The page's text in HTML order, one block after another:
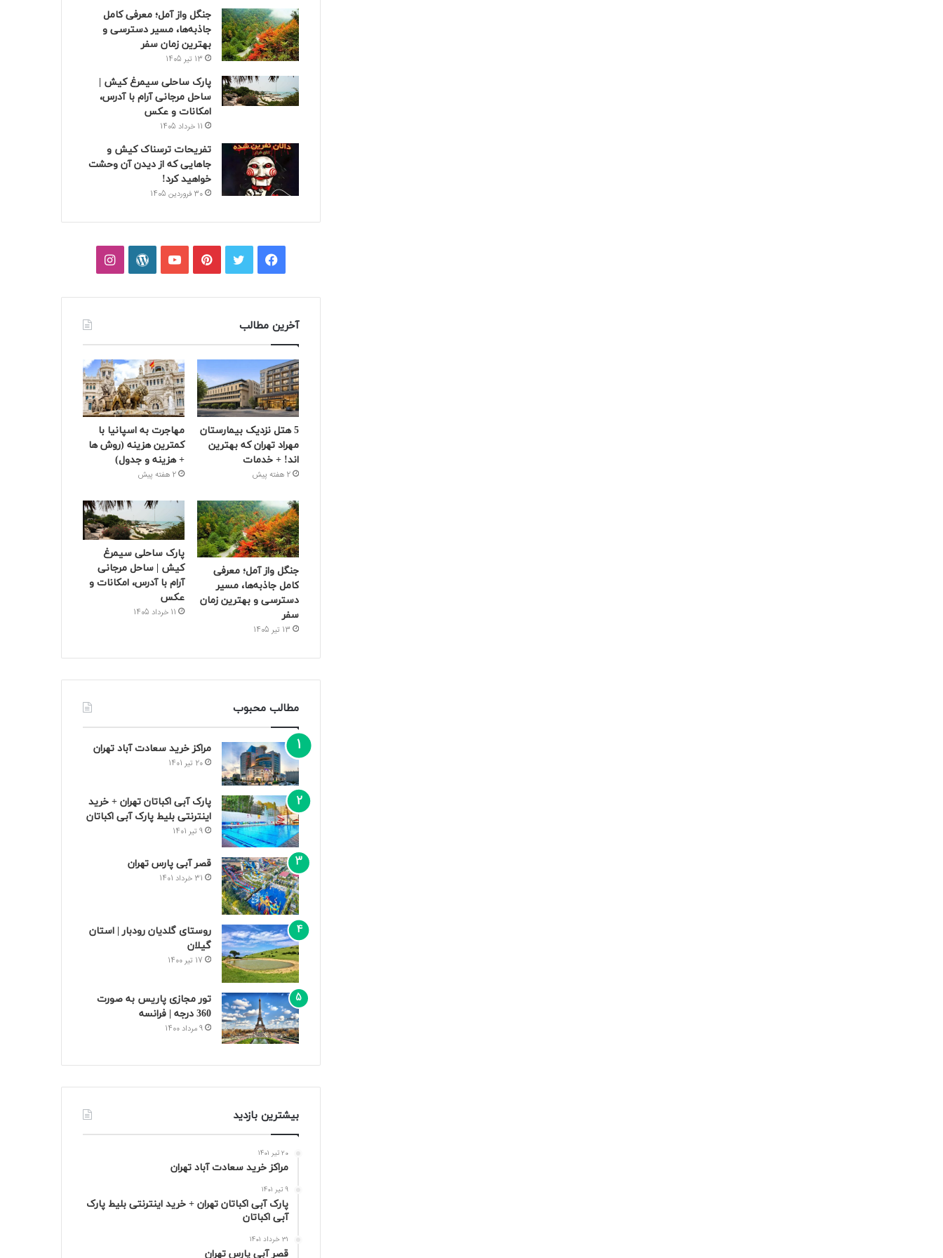
جنگل واز آمل؛ معرفی کامل
جاذبه‌ها، مسیر دسترسی و
بهترین زمان سفر
13 تیر 1405
پارک ساحلی سیمرغ کیش |
ساحل مرجانی آرام با آدرس،
امکانات و عکس
11 خرداد 1405
تفریحات ترسناک کیش و
جاهایی که از دیدن آن وحشت
خواهید کرد!
30 فروردین 1405
فیسبوکتوییترپینتریستیوتیوبوردپرساینستاگرام
آخرین مطالب
5 هتل نزدیک بیمارستان
مهراد تهران که بهترین‌
اند! + خدمات
2 هفته پیش
مهاجرت به اسپانیا با
کمترین هزینه (روش ها
+ هزینه و جدول)
2 هفته پیش
جنگل واز آمل؛ معرفی
کامل جاذبه‌ها، مسیر
دسترسی و بهترین زمان
سفر
13 تیر 1405
پارک ساحلی سیمرغ
کیش | ساحل مرجانی
آرام با آدرس، امکانات و
عکس
11 خرداد 1405
مطالب محبوب
مراکز خرید سعادت‌ آباد تهران
20 تیر 1401
پارک آبی اکباتان تهران + خرید
اینترنتی بلیط پارک آبی اکباتان
9 تیر 1401
قصر آبی پارس تهران
31 خرداد 1401
روستای گلدیان رودبار | استان
گیلان
17 تیر 1400
تور مجازی پاریس به صورت
360 درجه | فرانسه
9 مرداد 1400
بیشترین بازدید
20 تیر 1401
مراکز خرید سعادت‌ آباد تهران
9 تیر 1401
پارک آبی اکباتان تهران + خرید اینترنتی بلیط پارک
آبی اکباتان
31 خرداد 1401
قصر آبی پارس تهران